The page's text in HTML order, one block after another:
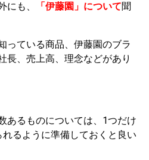
にも、 「伊藤園」について聞
っている商品、伊藤園のブラ
長、売上高、理念などがあり
あるものについては、1つだけ
れるように準備しておくと良い